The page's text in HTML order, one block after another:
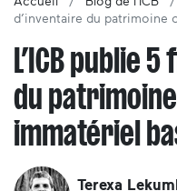
d’inventaire du patrimoine
L’ICB publie
du
immatériel
Terexa